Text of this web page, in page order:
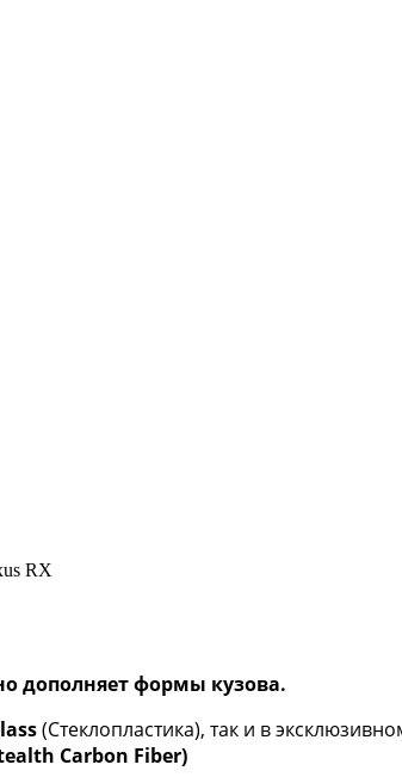
RX
дополняет формы кузова.
(Стеклопластика), так и в
Carbon Fiber)